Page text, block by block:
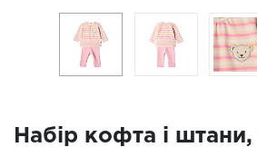
Набір кофта і